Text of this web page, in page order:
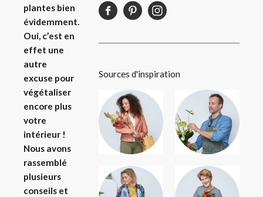
plantes bien
évidemment.
Oui, c’est en
effet une
autre
excuse pour
végétaliser
encore plus
votre
intérieur !
Nous avons
rassemblé
plusieurs
conseils et
Sources d'inspiration